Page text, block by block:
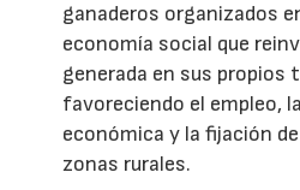
ganaderos organizados
economía social que
generada en sus propios
favoreciendo el empleo,
económica y la fijación
zonas rurales.